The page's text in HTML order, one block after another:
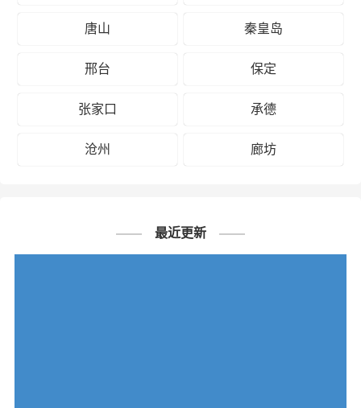
唐山 秦皇岛
邢台 保定
张家口 承德
沧州 廊坊
最近更新